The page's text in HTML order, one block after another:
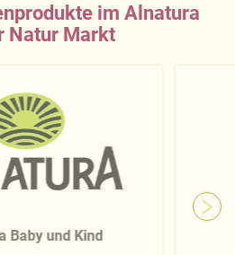
im Alnatura
Natur Markt
Baby und Kind